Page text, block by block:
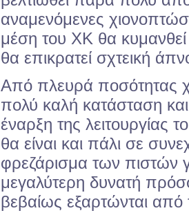
αναμενόμενες
μέση του ΧΚ θα κυμανθεί
θα επικρατεί σχτεική
Από πλευρά ποσότητας
πολύ καλή κατάσταση
έναρξη της λειτουργίας
θα είναι και πάλι σε
φρεζάρισμα των πιστών
μεγαλύτερη δυνατή
βεβαίως εξαρτώνται από